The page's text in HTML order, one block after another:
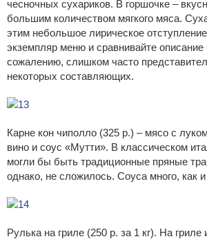
чесночных сухариков. В горшочке –
большим количеством мягкого мяса.
этим небольшое лирическое
экземпляр меню и сравнивайте
сожалению, слишком часто
некоторых составляющих.
Карне кон чиполло (325 р.) – мясо с
вино и соус «Мутти». В классическом
могли бы быть традиционные пряные
однако, не сложилось. Соуса много, как
Рулька на гриле (250 р. за 1 кг). На